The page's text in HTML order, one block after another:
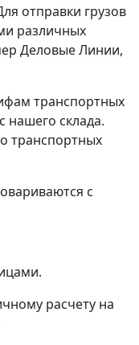
отправки грузов
различных
Деловые Линии,
транспортных
нашего склада.
транспортных
с
расчету на